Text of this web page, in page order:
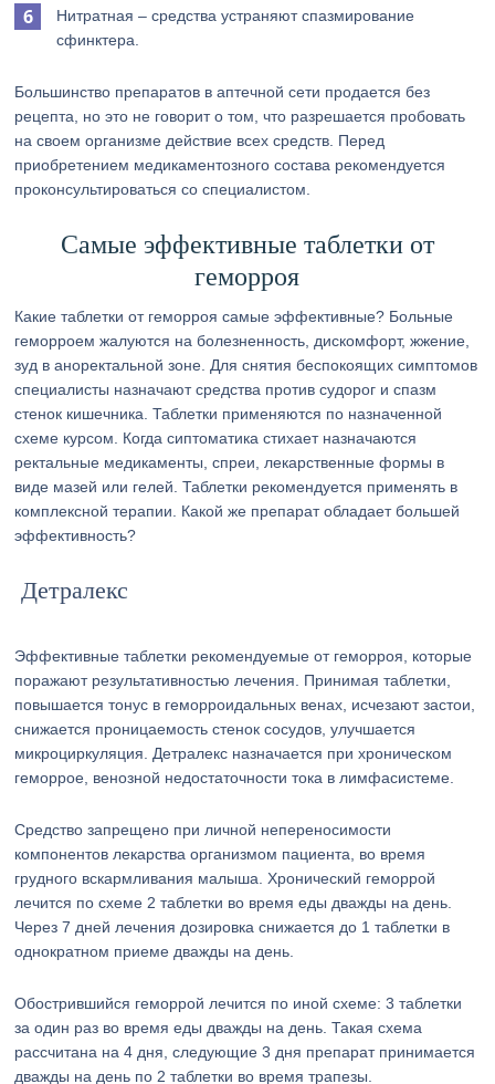
Нитратная – средства устраняют спазмирование
сфинктера.
Большинство препаратов в аптечной сети продается без
рецепта, но это не говорит о том, что разрешается пробовать
на своем организме действие всех средств. Перед
приобретением медикаментозного состава рекомендуется
проконсультироваться со специалистом.
Самые эффективные таблетки от
геморроя
Какие таблетки от геморроя самые эффективные? Больные
геморроем жалуются на болезненность, дискомфорт, жжение,
зуд в аноректальной зоне. Для снятия беспокоящих симптомов
специалисты назначают средства против судорог и спазм
стенок кишечника. Таблетки применяются по назначенной
схеме курсом. Когда сиптоматика стихает назначаются
ректальные медикаменты, спреи, лекарственные формы в
виде мазей или гелей. Таблетки рекомендуется применять в
комплексной терапии. Какой же препарат обладает большей
эффективность?
Детралекс
Эффективные таблетки рекомендуемые от геморроя, которые
поражают результативностью лечения. Принимая таблетки,
повышается тонус в геморроидальных венах, исчезают застои,
снижается проницаемость стенок сосудов, улучшается
микроциркуляция. Детралекс назначается при хроническом
геморрое, венозной недостаточности тока в лимфасистеме.
Средство запрещено при личной непереносимости
компонентов лекарства организмом пациента, во время
грудного вскармливания малыша. Хронический геморрой
лечится по схеме 2 таблетки во время еды дважды на день.
Через 7 дней лечения дозировка снижается до 1 таблетки в
однократном приеме дважды на день.
Обострившийся геморрой лечится по иной схеме: 3 таблетки
за один раз во время еды дважды на день. Такая схема
рассчитана на 4 дня, следующие 3 дня препарат принимается
дважды на день по 2 таблетки во время трапезы.